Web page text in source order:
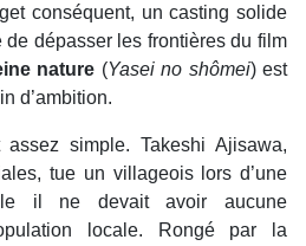
conséquent, un casting solide
dépasser les frontières du film
nature (Yasei no shômei) est
d’ambition.
simple. Takeshi Ajisawa,
tue un villageois lors d’une
il ne devait avoir aucune
locale. Rongé par la